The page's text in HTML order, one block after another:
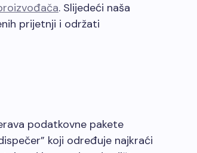
. Slijedeći naša
prijetnji i održati
podatkovne pakete
koji određuje najkraći